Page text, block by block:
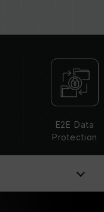
E2E Data
Protection